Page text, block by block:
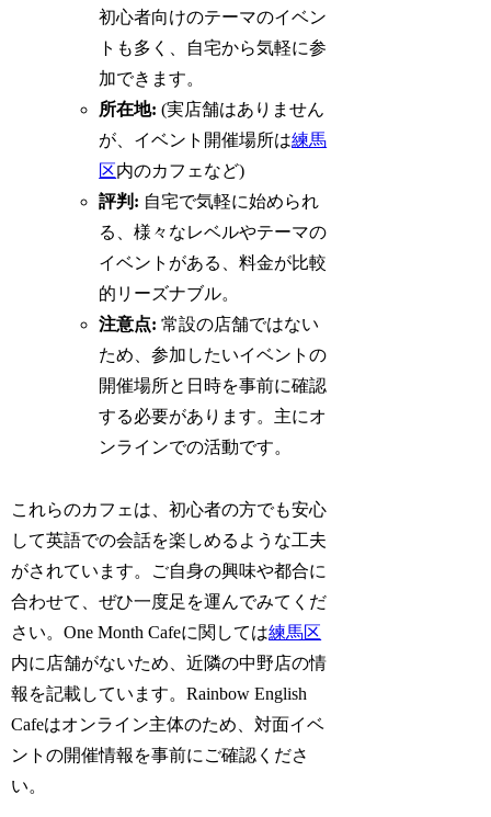
初心者向けのテーマのイベン
トも多く、自宅から気軽に参
加できます。
所在地: (実店舗はありません
が、イベント開催場所は練馬
区内のカフェなど)
評判: 自宅で気軽に始められ
る、様々なレベルやテーマの
イベントがある、料金が比較
的リーズナブル。
注意点: 常設の店舗ではない
ため、参加したいイベントの
開催場所と日時を事前に確認
する必要があります。主にオ
ンラインでの活動です。
これらのカフェは、初心者の方でも安心
して英語での会話を楽しめるような工夫
がされています。ご自身の興味や都合に
合わせて、ぜひ一度足を運んでみてくだ
さい。One Month Cafeに関しては練馬区
内に店舗がないため、近隣の中野店の情
報を記載しています。Rainbow English
Cafeはオンライン主体のため、対面イベ
ントの開催情報を事前にご確認くださ
い。